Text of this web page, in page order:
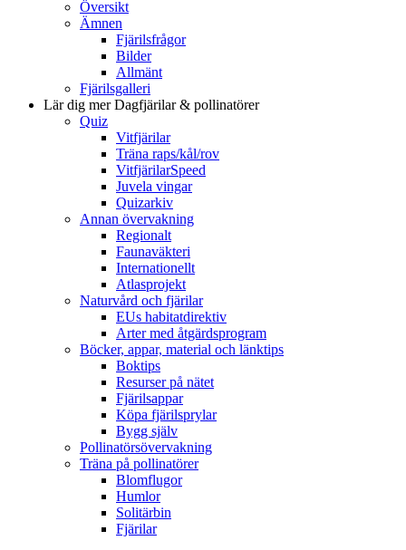
Översikt
Ämnen
Fjärilsfrågor
Bilder
Allmänt
Fjärilsgalleri
Lär dig merDagfjärilar & pollinatörer
Quiz
Vitfjärilar
Träna raps/kål/rov
VitfjärilarSpeed
Juvela vingar
Quizarkiv
Annan övervakning
Regionalt
Faunaväkteri
Internationellt
Atlasprojekt
Naturvård och fjärilar
EUs habitatdirektiv
Arter med åtgärdsprogram
Böcker, appar, material och länktips
Boktips
Resurser på nätet
Fjärilsappar
Köpa fjärilsprylar
Bygg själv
Pollinatörsövervakning
Träna på pollinatörer
Blomflugor
Humlor
Solitärbin
Fjärilar